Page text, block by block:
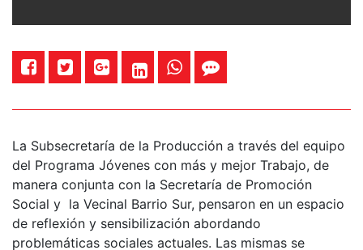
La Subsecretaría de la Producción a través del equipo
del Programa Jóvenes con más y mejor Trabajo, de
manera conjunta con la Secretaría de Promoción
Social y la Vecinal Barrio Sur, pensaron en un espacio
de reflexión y sensibilización abordando
problemáticas sociales actuales. Las mismas se